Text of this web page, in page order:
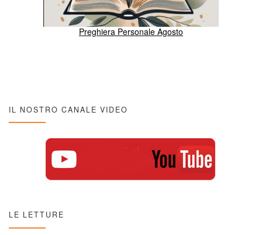
Preghiera Personale Agosto
IL NOSTRO CANALE VIDEO
LE LETTURE